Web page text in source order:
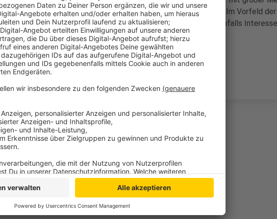
Nachfolger von Norbert Killewald, der nicht mehr angetreten war. Im Vorfeld
politischen Streit um den Uedemer Frank Thon gegeben, der ebenfalls
Vorsitz gezeigt hatte.
Anzeige